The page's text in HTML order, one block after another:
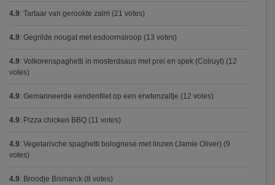
4.9: Tartaar van gerookte zalm (21 votes)
4.9: Gegrilde nougat met esdoornsiroop (13 votes)
4.9: Volkorenspaghetti in mosterdsaus met prei en spek (Colruyt) (12
votes)
4.9: Gemarineerde eendenfilet op een erwtenzalfje (12 votes)
4.9: Pizza chicken BBQ (11 votes)
4.9: Vegetarische spaghetti bolognese met linzen (Jamie Oliver) (9
votes)
4.9: Broodje Bismarck (8 votes)